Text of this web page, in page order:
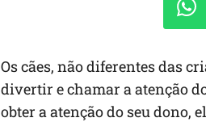
Os cães, não diferentes das
divertir e chamar a atenção
obter a atenção do seu dono,